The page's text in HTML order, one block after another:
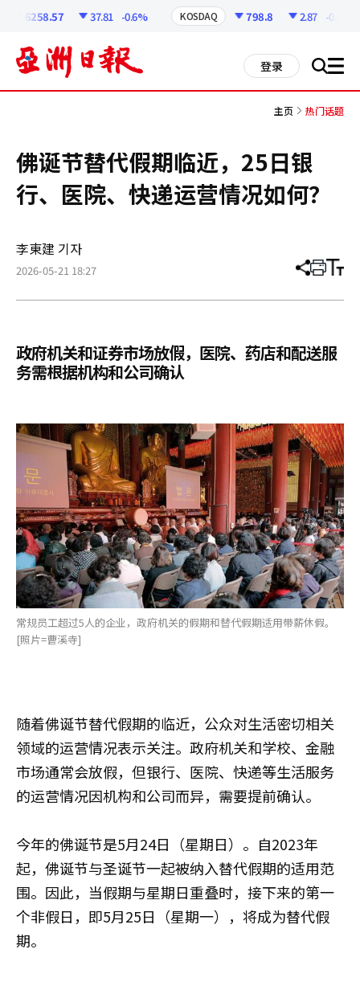
6258.57 37.81 -0.6% KOSDAQ 798.8 2.87 -0.36%
登录 搜 all
主页 热门话题
佛诞节替代假期临近，25日银
行、医院、快递运营情况如何？
李東建 기자
2026-05-21 18:27 分
章
打 调
小
政府机关和证券市场放假，医院、药店和配送服
务需根据机构和公司确认
常规员工超过5人的企业，政府机关的假期和替代假期适用带薪休假。
[照片=曹溪寺]
随着佛诞节替代假期的临近，公众对生活密切相关
领域的运营情况表示关注。政府机关和学校、金融
市场通常会放假，但银行、医院、快递等生活服务
的运营情况因机构和公司而异，需要提前确认。
今年的佛诞节是5月24日（星期日）。自2023年
起，佛诞节与圣诞节一起被纳入替代假期的适用范
围。因此，当假期与星期日重叠时，接下来的第一
个非假日，即5月25日（星期一），将成为替代假
期。